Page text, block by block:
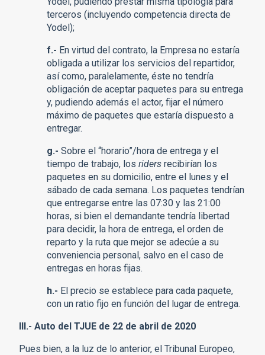
terceros (incluyendo competencia directa de
Yodel);
f.- En virtud del contrato, la Empresa no estaría
obligada a utilizar los servicios del repartidor,
así como, paralelamente, éste no tendría
obligación de aceptar paquetes para su entrega
y, pudiendo además el actor, fijar el número
máximo de paquetes que estaría dispuesto a
entregar.
g.- Sobre el “horario”/hora de entrega y el
tiempo de trabajo, losriders recibirían los
paquetes en su domicilio, entre el lunes y el
sábado de cada semana. Los paquetes tendrían
que entregarse entre las 07:30 y las 21:00
horas, si bien el demandante tendría libertad
para decidir, la hora de entrega, el orden de
reparto y la ruta que mejor se adecúe a su
conveniencia personal, salvo en el caso de
entregas en horas fijas.
h.- El precio se establece para cada paquete,
con un ratio fijo en función del lugar de entrega.
III.- Auto del TJUE de 22 de abril de 2020
Pues bien, a la luz de lo anterior, el Tribunal Europeo,